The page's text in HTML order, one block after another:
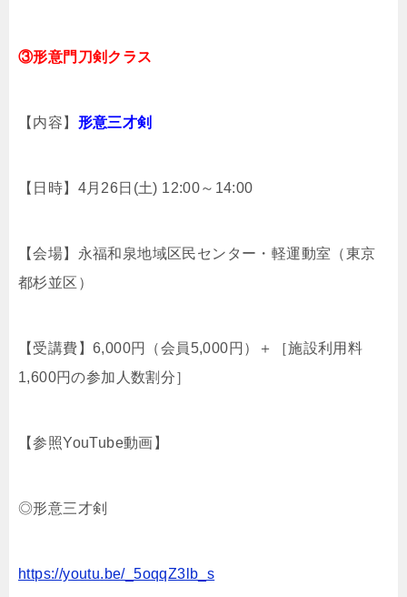
③形意門刀剣クラス
【内容】 形意三才剣
【日時】4月26日(土) 12:00～14:00
【会場】永福和泉地域区民センター・軽運動室（東京
都杉並区）
【受講費】6,000円（会員5,000円）＋［施設利用料
1,600円の参加人数割分］
【参照YouTube動画】
◎形意三才剣
https://youtu.be/_5oqqZ3lb_s